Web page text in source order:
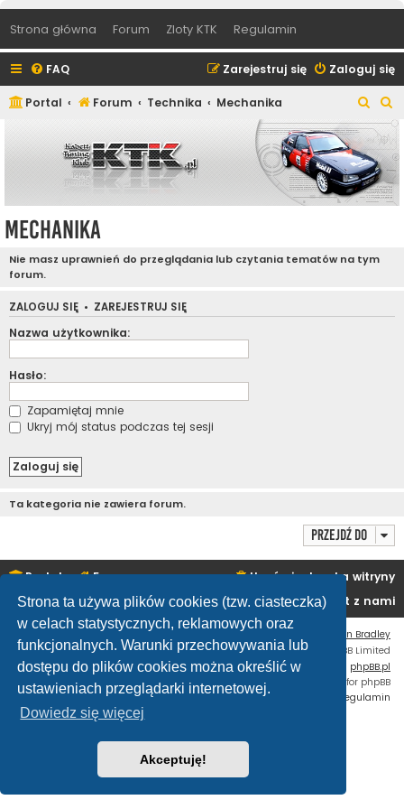
Strona ta używa plików cookies (tzw. ciasteczka)
w celach statystycznych, reklamowych oraz
funkcjonalnych. Warunki przechowywania lub
dostępu do plików cookies można określić w
ustawieniach przeglądarki internetowej.
Dowiedz się więcej
Akceptuję!
Strona główna Forum Zloty KTK Regulamin
FAQ Zaloguj się
Zarejestruj się
Portal Forum Technika Mechanika
z
u
k
z
u
k
a
Mechanika
Nie masz uprawnień do przeglądania lub czytania tematów na tym
forum.
ZALOGUJ SIĘ • ZAREJESTRUJ SIĘ
Nazwa użytkownika:
Hasło:
Zapamiętaj mnie
Ukryj mój status podczas tej sesji
Ta kategoria nie zawiera forum.
Przejdź do
Portal Forum
Usuń ciasteczka witryny
Kontakt z nami
Ian Bradley
Technologię dostarczaphpBB® Forum Software © phpBB Limited
Polski pakiet językowy dostarcza phpBB.pl
Custom Code
extension for phpBB
Zasady ochrony danych osobowych
Regulamin